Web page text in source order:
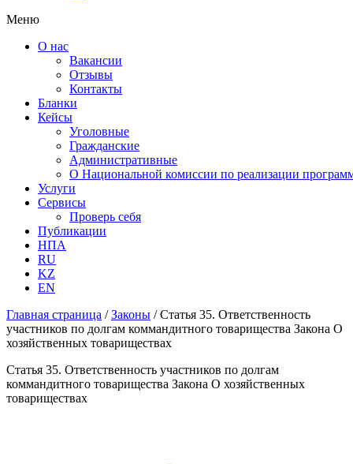
Меню
О нас
Вакансии
Отзывы
Контакты
Бланки
Кейсы
Уголовные
Гражданские
Административные
О Национальной комиссии по реализации
Услуги
Сервисы
Проверь себя
Публикации
НПА
RU
KZ
EN
Главная страница /Законы /Статья 35. Ответственность
участников по долгам коммандитного товарищества Закона О
хозяйственных товариществах
Статья 35. Ответственность участников по долгам
коммандитного товарищества Закона О хозяйственных
товариществах